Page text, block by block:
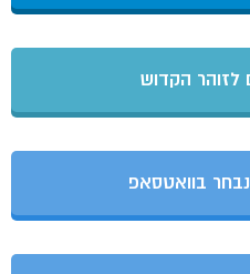
לזוהר הקדוש
בוואטסאפ